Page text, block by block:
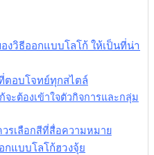
วิธีออกแบบโลโก้ ให้เป็นที่น่า
ตอบโจทย์ทุกสไตล์
จะต้องเข้าใจตัวกิจการและกลุ่ม
วรเลือกสีที่สื่อความหมาย
กแบบโลโก้ฮวงจุ้ย